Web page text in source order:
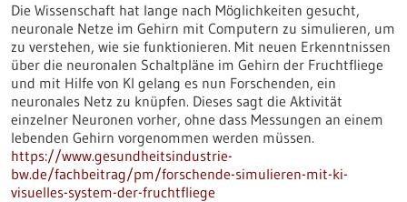
Die Wissenschaft hat lange nach Möglichkeiten gesucht,
neuronale Netze im Gehirn mit Computern zu simulieren, um
zu verstehen, wie sie funktionieren. Mit neuen Erkenntnissen
über die neuronalen Schaltpläne im Gehirn der Fruchtfliege
und mit Hilfe von KI gelang es nun Forschenden, ein
neuronales Netz zu knüpfen. Dieses sagt die Aktivität
einzelner Neuronen vorher, ohne dass Messungen an einem
lebenden Gehirn vorgenommen werden müssen.
https://www.gesundheitsindustrie-
bw.de/fachbeitrag/pm/forschende-simulieren-mit-ki-
visuelles-system-der-fruchtfliege